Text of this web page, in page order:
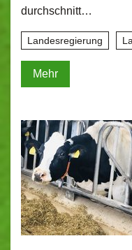
durchschnitt…
Landesregierung
Mehr